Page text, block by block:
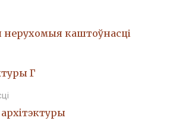
каштоўнасці
Г